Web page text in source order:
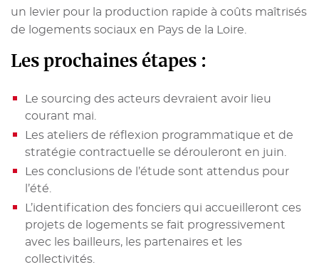
un levier pour la production rapide à coûts maîtrisés
de logements sociaux en Pays de la Loire.
Les prochaines étapes :
Le sourcing des acteurs devraient avoir lieu
courant mai.
Les ateliers de réflexion programmatique et de
stratégie contractuelle se dérouleront en juin.
Les conclusions de l’étude sont attendus pour
l’été.
L’identification des fonciers qui accueilleront ces
projets de logements se fait progressivement
avec les bailleurs, les partenaires et les
collectivités.